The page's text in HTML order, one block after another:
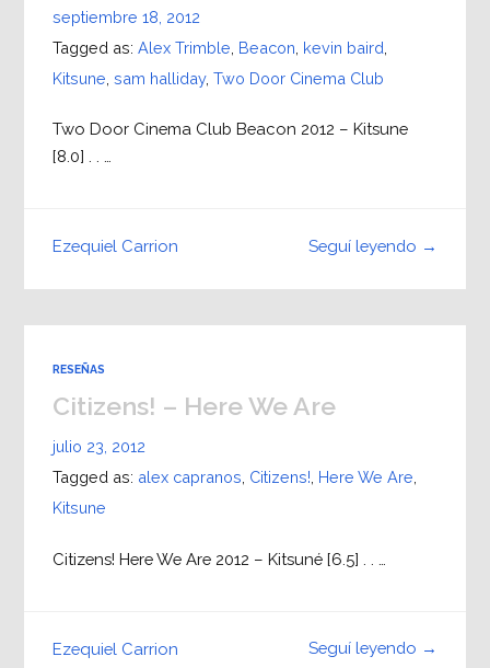
septiembre 18, 2012
Tagged as: Alex Trimble Beacon kevin baird
Kitsune sam halliday, Two Door Cinema Club
Two Door Cinema Club Beacon 2012 – Kitsune
[8.0] . . …
Seguí leyendo →
Ezequiel Carrion
RESEÑAS
Citizens! – Here We Are
julio 23, 2012
Tagged as: alex capranos Citizens! Here We Are
Kitsune
Citizens! Here We Are 2012 – Kitsuné [6.5] . . …
Seguí leyendo →
Ezequiel Carrion